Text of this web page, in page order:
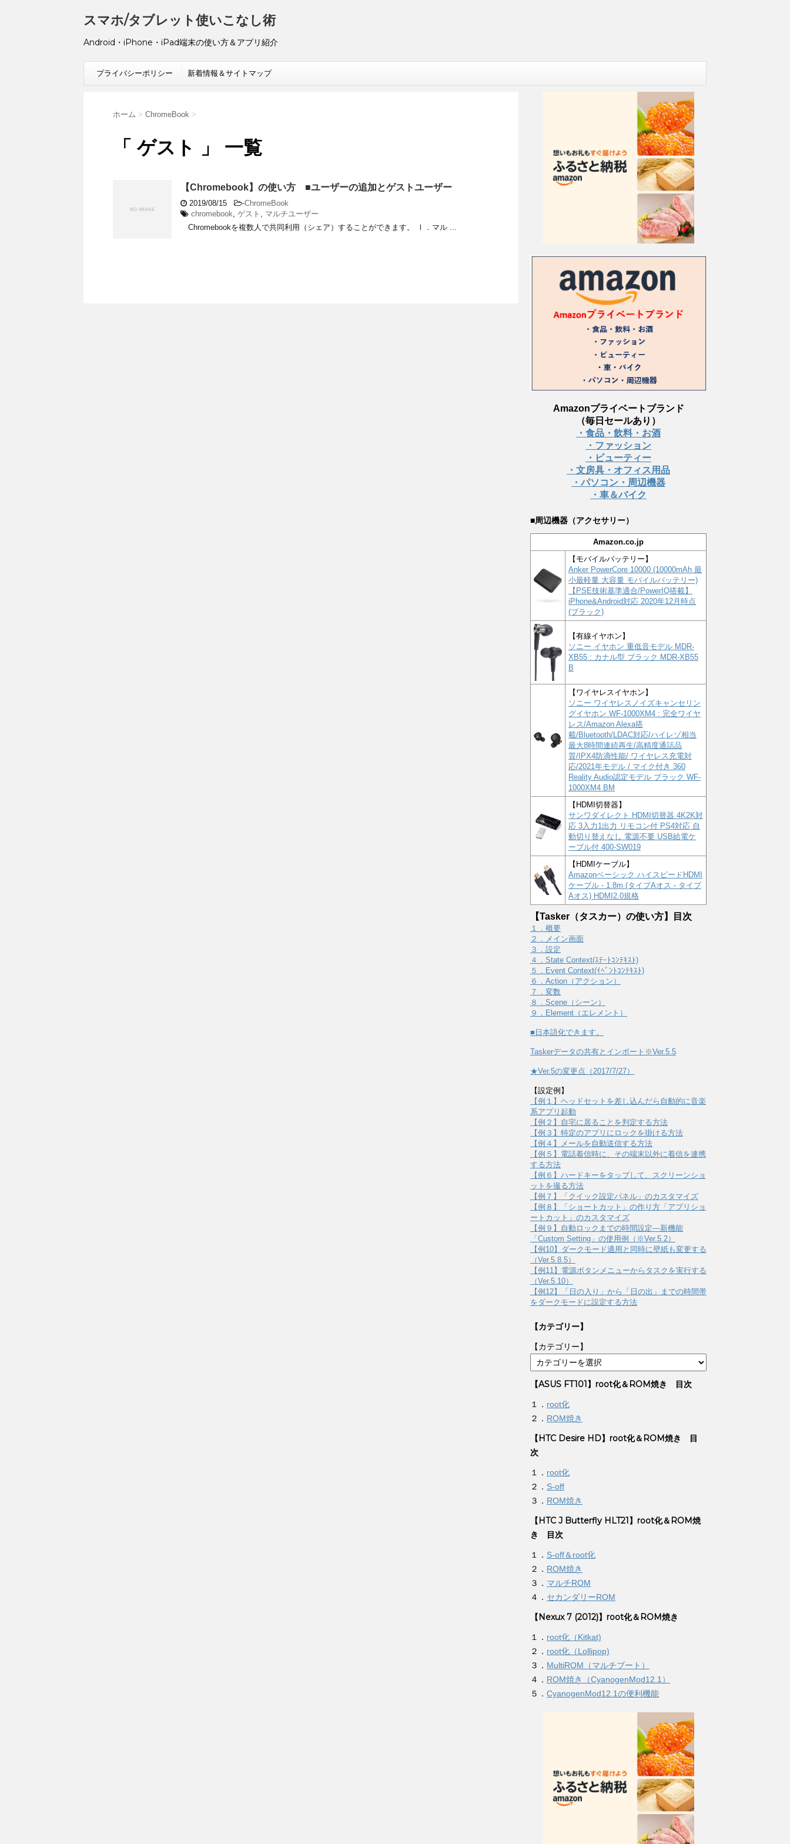
スマホ/タブレット使いこなし術
Android・iPhone・iPad端末の使い方＆アプリ紹介
プライバシーポリシー 新着情報＆サイトマップ
ホーム > ChromeBook >
「 ゲスト 」 一覧
【Chromebook】の使い方 ■ユーザーの追加とゲストユーザー
2019/08/15 -ChromeBook
chromebook ゲスト
マルチユーザー
Chromebookを複数人で共同利用（シェア）することができます。 Ⅰ．マル ...
Amazonプライベートブランド
（毎日セールあり）
・食品・飲料・お酒
・ファッション
・ビューティー
・文房具・オフィス用品
・パソコン・周辺機器
・車＆バイク
■周辺機器（アクセサリー）
Amazon.co.jp
【モバイルバッテリー】
Anker PowerCore 10000 (10000mAh 最
小最軽量 大容量 モバイルバッテリー)
【PSE技術基準適合/PowerIQ搭載】
iPhone&Android対応 2020年12月時点
(ブラック)
【有線イヤホン】
ソニー イヤホン 重低音モデル MDR-
XB55 : カナル型 ブラック MDR-XB55
B
【ワイヤレスイヤホン】
ソニー ワイヤレスノイズキャンセリン
グイヤホン WF-1000XM4 : 完全ワイヤ
レス/Amazon Alexa搭
載/Bluetooth/LDAC対応/ハイレゾ相当
最大8時間連続再生/高精度通話品
質/IPX4防滴性能/ ワイヤレス充電対
応/2021年モデル / マイク付き 360
Reality Audio認定モデル ブラック WF-
1000XM4 BM
【HDMI切替器】
サンワダイレクト HDMI切替器 4K2K対
応 3入力1出力 リモコン付 PS4対応 自
動切り替えなし 電源不要 USB給電ケ
ーブル付 400-SW019
【HDMIケーブル】
Amazonベーシック ハイスピードHDMI
ケーブル - 1.8m (タイプAオス - タイプ
Aオス) HDMI2.0規格
【Tasker（タスカー）の使い方】目次
１．概要
２．メイン画面
３．設定
４．State Context(ｽﾃｰﾄｺﾝﾃｷｽﾄ)
５．Event Context(ｲﾍﾞﾝﾄｺﾝﾃｷｽﾄ)
６．Action（アクション）
７．変数
８．Scene（シーン）
９．Element（エレメント）
■日本語化できます。
Taskerデータの共有とインポート※Ver.5.5
★Ver.5の変更点（2017/7/27）
【設定例】
【例１】ヘッドセットを差し込んだら自動的に音楽
系アプリ起動
【例２】自宅に居ることを判定する方法
【例３】特定のアプリにロックを掛ける方法
【例４】メールを自動送信する方法
【例５】電話着信時に、その端末以外に着信を連携
する方法
【例６】ハードキーをタップして、スクリーンショ
ットを撮る方法
【例７】「クイック設定パネル」のカスタマイズ
【例８】「ショートカット」の作り方「アプリショ
ートカット」のカスタマイズ
【例９】自動ロックまでの時間設定―新機能
「Custom Setting」の使用例（※Ver.5.2）
【例10】ダークモード適用と同時に壁紙も変更する
（Ver.5.8.5）
【例11】電源ボタンメニューからタスクを実行する
（Ver.5.10）
【例12】「日の入り」から「日の出」までの時間帯
をダークモードに設定する方法
【カテゴリー】
【カテゴリー】
【ASUS FT101】root化＆ROM焼き 目次
１． root化
２． ROM焼き
【HTC Desire HD】root化＆ROM焼き 目
次
１． root化
２． S-off
３． ROM焼き
【HTC J Butterfly HLT21】root化＆ROM焼
き 目次
１． S-off＆root化
２． ROM焼き
３． マルチROM
４． セカンダリーROM
【Nexux 7 (2012)】root化＆ROM焼き
１． root化（Kitkat)
２． root化（Lollipop)
３． MultiROM（マルチブート）
４． ROM焼き（CyanogenMod12.1）
５． CyanogenMod12.1の便利機能